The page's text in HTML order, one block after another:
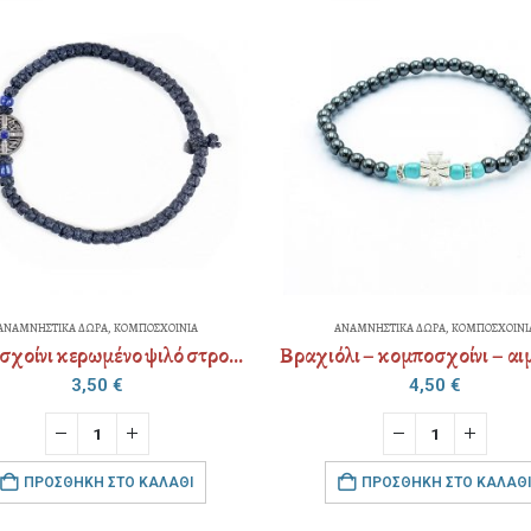
ΔΩΡΑ, ΚΟΜΠΟΣΧΟΙΝΙΑ
Κομποσχοίνι κερωμένο ψιλό στρογγυλό μεταλλικό
3,50 €
ΠΡΟΣΘΉΚΗ ΣΤΟ ΚΑΛΆΘΙ
ΑΝΑΜΝΗΣΤΙΚΑ ΔΩΡΑ,
4,50 €
ΠΡΟΣΘΉΚΗ ΣΤΟ ΚΑΛΆΘΙ